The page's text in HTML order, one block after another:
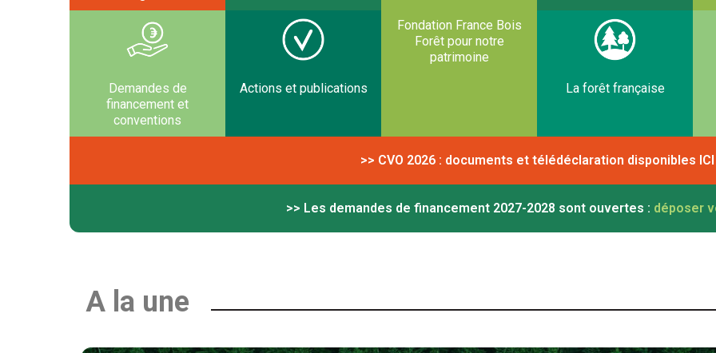
Demandes de
financement et
conventions
Actions et publications
Fondation France Bois
Forêt pour notre
patrimoine
La forêt française
>> CVO 2026 : documents et télédéclaration disponibles ICI
>> Les demandes de financement 2027-2028 sont ouvertes : déposer
A la une